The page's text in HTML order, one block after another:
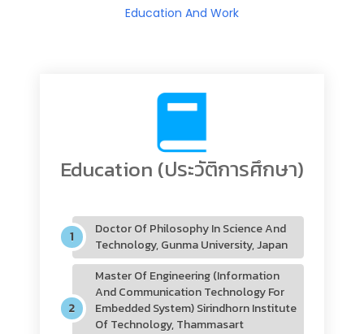
Education And Work
Education (ประวัติการศึกษา)
Doctor Of Philosophy In Science And
Technology, Gunma University, Japan
Master Of Engineering (Information
And Communication Technology For
Embedded System) Sirindhorn Institute
Of Technology, Thammasart